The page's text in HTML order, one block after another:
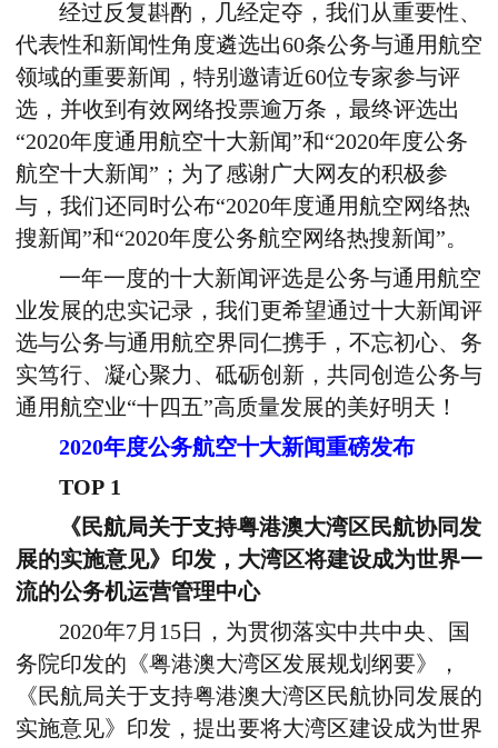
经过反复斟酌，几经定夺，我们从重要性、
代表性和新闻性角度遴选出60条公务与通用航空
领域的重要新闻，特别邀请近60位专家参与评
选，并收到有效网络投票逾万条，最终评选出
“2020年度通用航空十大新闻”和“2020年度公务
航空十大新闻”；为了感谢广大网友的积极参
与，我们还同时公布“2020年度通用航空网络热
搜新闻”和“2020年度公务航空网络热搜新闻”。
一年一度的十大新闻评选是公务与通用航空
业发展的忠实记录，我们更希望通过十大新闻评
选与公务与通用航空界同仁携手，不忘初心、务
实笃行、凝心聚力、砥砺创新，共同创造公务与
通用航空业“十四五”高质量发展的美好明天！
2020年度公务航空十大新闻重磅发布
TOP 1
《民航局关于支持粤港澳大湾区民航协同发
展的实施意见》印发，大湾区将建设成为世界一
流的公务机运营管理中心
2020年7月15日，为贯彻落实中共中央、国
务院印发的《粤港澳大湾区发展规划纲要》，
《民航局关于支持粤港澳大湾区民航协同发展的
实施意见》印发，提出要将大湾区建设成为世界